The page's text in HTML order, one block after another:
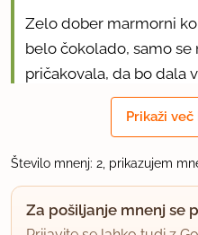
Zelo dober marmorni
belo čokolado, samo se
pričakovala, da bo dala
Prikaži
Število mnenj: 2, prikazujem
Za pošiljanje mnenj se